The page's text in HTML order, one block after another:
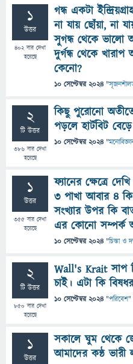
1
উত্তর
402বার দেখা
হয়েছে
গন্ধ একটা
না যায় ছোঁয়া, না
সুগন্ধ থেকে ভালো
দুর্গন্ধ থেকে
কেনো?
10 সেপ্টেম্বর 2024 "
2
টি উত্তর
386 বার দেখা
হয়েছে
কিছু পুরোনো
পড়লে হার্টবিট
10 সেপ্টেম্বর 2024 "
1
উত্তর
355 বার দেখা
হয়েছে
ফ্যানের ক্ষেত্রে
৩ পাখা আবার ৪
সংখ্যার উপর কি
এর কোনো সম্পর্ক
10 সেপ্টেম্বর 2024 "চিন্তা ও
2
টি উত্তর
850 বার দেখা
হয়েছে
Wall's Krait সাপ
চাই। এটা কি
10 সেপ্টেম্বর 2024 "পরিবেশ"
1
উত্তর
সকালে ঘুম থেকে
আমাদের কন্ঠ ভারী